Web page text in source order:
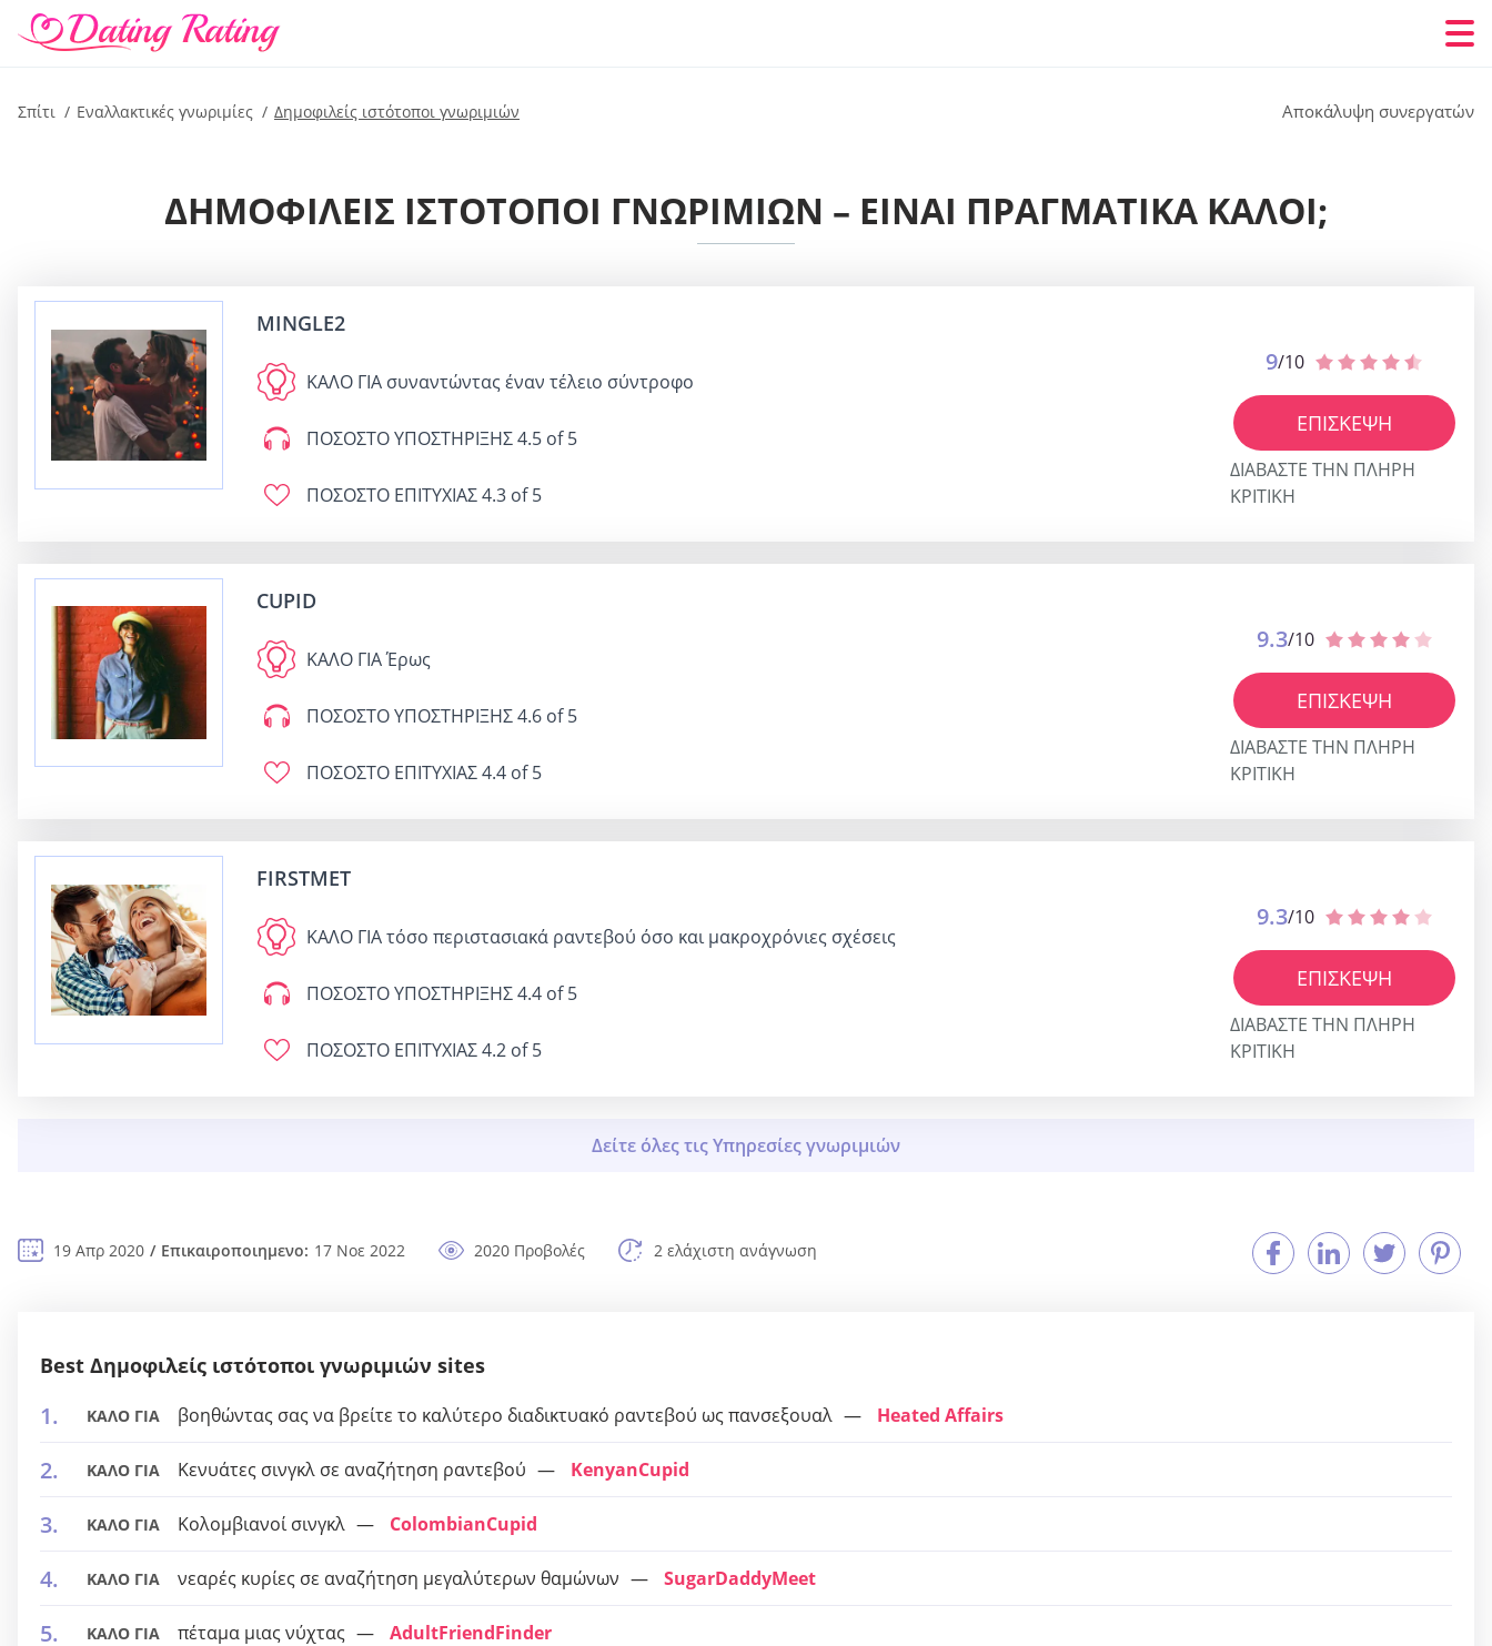
Σπίτι Εναλλακτικές γνωριμίες Δημοφιλείς ιστότοποι γνωριμιών Αποκάλυψη συνεργατών
ΔΗΜΟΦΙΛΕΊΣ ΙΣΤΌΤΟΠΟΙ ΓΝΩΡΙΜΙΏΝ – ΕΊΝΑΙ ΠΡΑΓΜΑΤΙΚΆ ΚΑΛΟΊ;
MINGLE2
ΚΑΛΟ ΓΙΑ συναντώντας έναν τέλειο σύντροφο
ΠΟΣΟΣΤΟ ΥΠΟΣΤΗΡΙΞΗΣ4.5 of 5
ΠΟΣΟΣΤΟ ΕΠΙΤΥΧΙΑΣ4.3 of 5
9/10
ΕΠΊΣΚΕΨΗ
ΔΙΑΒΆΣΤΕ ΤΗΝ ΠΛΉΡΗ
ΚΡΙΤΙΚΉ
CUPID
ΚΑΛΟ ΓΙΑΈρως
ΠΟΣΟΣΤΟ ΥΠΟΣΤΗΡΙΞΗΣ4.6 of 5
ΠΟΣΟΣΤΟ ΕΠΙΤΥΧΙΑΣ4.4 of 5
9.3/10
ΕΠΊΣΚΕΨΗ
ΔΙΑΒΆΣΤΕ ΤΗΝ ΠΛΉΡΗ
ΚΡΙΤΙΚΉ
FIRSTMET
ΚΑΛΟ ΓΙΑτόσο περιστασιακά ραντεβού όσο και μακροχρόνιες σχέσεις
ΠΟΣΟΣΤΟ ΥΠΟΣΤΗΡΙΞΗΣ4.4 of 5
ΠΟΣΟΣΤΟ ΕΠΙΤΥΧΙΑΣ4.2 of 5
9.3/10
ΕΠΊΣΚΕΨΗ
ΔΙΑΒΆΣΤΕ ΤΗΝ ΠΛΉΡΗ
ΚΡΙΤΙΚΉ
19 Απρ 2020 Επικαιροποιημενο: 17 Νοε 2022 2020 Προβολές 2 ελάχιστη ανάγνωση
Best Δημοφιλείς ιστότοποι γνωριμιών sites
ΚΑΛΟ ΓΙΑ βοηθώντας σας να βρείτε το καλύτερο διαδικτυακό ραντεβού ως πανσεξουαλ Heated Affairs
ΚΑΛΟ ΓΙΑ Κενυάτες σινγκλ σε αναζήτηση ραντεβού KenyanCupid
ΚΑΛΟ ΓΙΑ Κολομβιανοί σινγκλ ColombianCupid
ΚΑΛΟ ΓΙΑ νεαρές κυρίες σε αναζήτηση μεγαλύτερων θαμώνων SugarDaddyMeet
ΚΑΛΟ ΓΙΑ πέταμα μιας νύχτας AdultFriendFinder